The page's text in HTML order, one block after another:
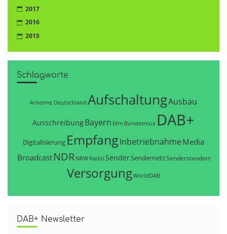
2017
2016
2015
Schlagworte
Antenne Deutschland AufschaltungAusbau
AusschreibungBayern blm Bundesmux DAB+
Digitalisierung EmpfangInbetriebnahme Media
Broadcast NDR NRW Radio SenderSendernetzSenderstandort
VersorgungWorldDAB
DAB+ Newsletter